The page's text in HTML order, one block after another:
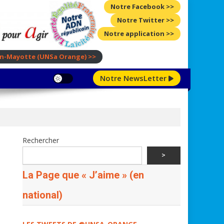
Notre Facebook >>
Notre Twitter >>
Notre application >>
Mayotte (UNSa Orange) >>
Notre NewsLetter
Rechercher
>
La Page que « J’aime » (en
national)